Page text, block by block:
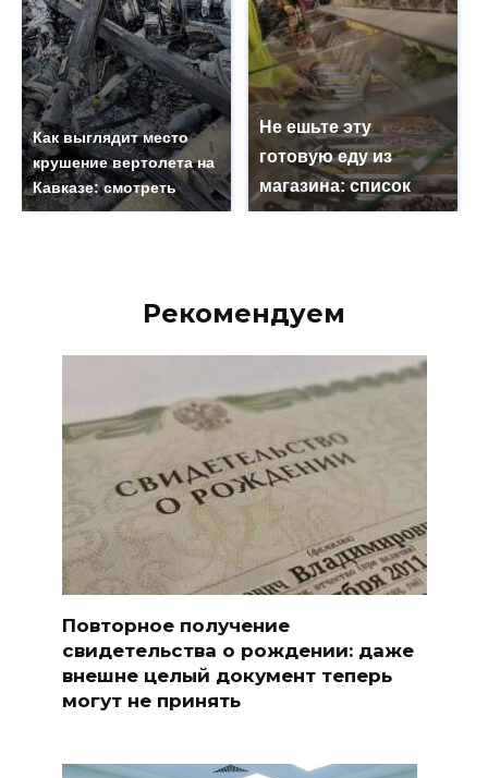
Как выглядит место
крушение вертолета на
Кавказе: смотреть
Не ешьте эту
готовую еду из
магазина: список
Рекомендуем
Повторное получение
свидетельства о рождении: даже
внешне целый документ теперь
могут не принять